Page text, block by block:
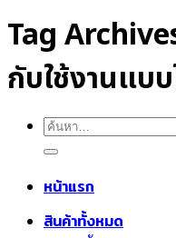
ค้นหา:
หน้าแรก
สินค้าทั้งหมด
Tag
กับใช้งานแบ